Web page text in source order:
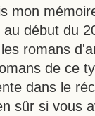
mon
au début du
romans
de ce
dans le
sûr si vous